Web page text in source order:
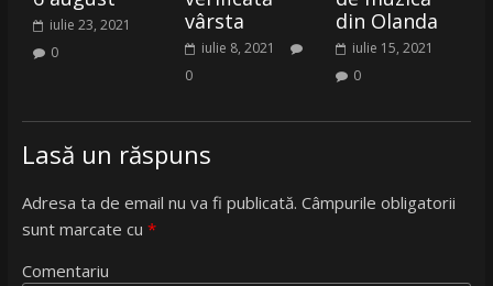
iulie 23, 2021
0
vârsta
iulie 8, 2021
0
din Olanda
iulie 15, 2021
0
Lasă un răspuns
Adresa ta de email nu va fi publicată. Câmpurile obligatorii
sunt marcate cu *
Comentariu